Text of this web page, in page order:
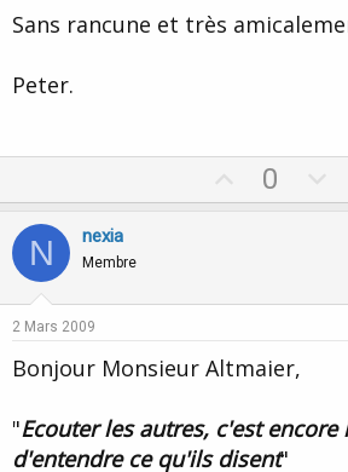
Sans rancune et très
Peter.
p
0
N nexia
Membre
2 Mars 2009
Bonjour Monsieur Altmaier,
"Ecouter les autres, c'est
d'entendre ce qu'ils disent"